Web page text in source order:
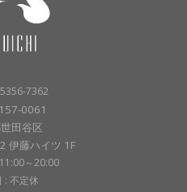
7362
0061
田谷区
伊藤ハイツ 1F
～20:00
: 不定休